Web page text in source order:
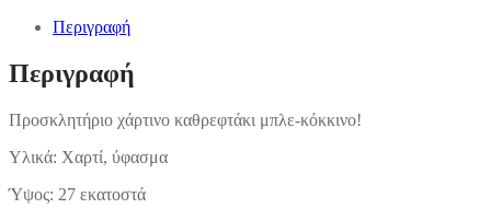
Περιγραφή
Περιγραφή
Προσκλητήριο χάρτινο καθρεφτάκι μπλε-κόκκινο!
Υλικά: Χαρτί, ύφασμα
Ύψος: 27 εκατοστά